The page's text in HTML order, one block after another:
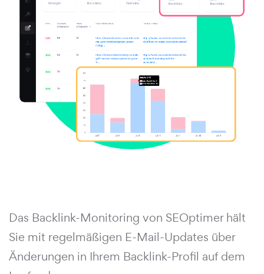
Das Backlink-Monitoring von SEOptimer hält
Sie mit regelmäßigen E-Mail-Updates über
Änderungen in Ihrem Backlink-Profil auf dem